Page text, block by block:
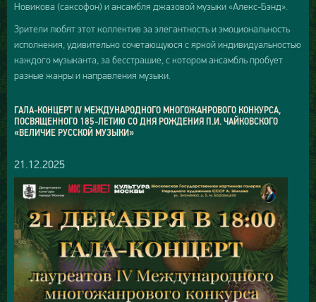
Новикова (саксофон) и ансамбля джазовой музыки «Алекс-Бэнд».
Зрители любят этот коллектив за элегантность и эмоциональность
исполнения, удивительно сочетающуюся с яркой индивидуальностью
каждого музыканта, за бесстрашие, с котором ансамбль пробует
разные жанры и направления музыки.
ГАЛА-КОНЦЕРТ IV МЕЖДУНАРОДНОГО МНОГОЖАНРОВОГО КОНКУРСА,
ПОСВЯЩЕННОГО 185-ЛЕТИЮ СО ДНЯ РОЖДЕНИЯ П.И. ЧАЙКОВСКОГО
«ВЕЛИЧИЕ РУССКОЙ МУЗЫКИ»
21.12.2025